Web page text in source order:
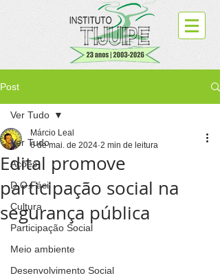
Post
Ver Tudo
Ações
D.O.Fácil
Cultura
Participação Social
Meio ambiente
Desenvolvimento Social
Ver Tudo
Edital promove
participação social na
segurança pública
Márcio Leal
6 de mai. de 2024 2 min de leitura